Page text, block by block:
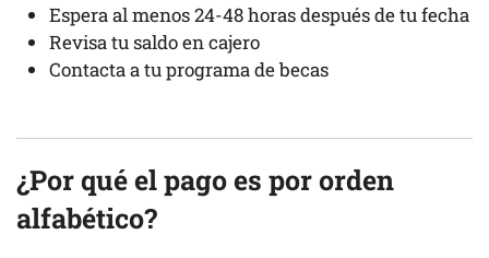
Espera al menos 24-48 horas después de tu fecha
Revisa tu saldo en cajero
Contacta a tu programa de becas
¿Por qué el pago es por orden
alfabético?